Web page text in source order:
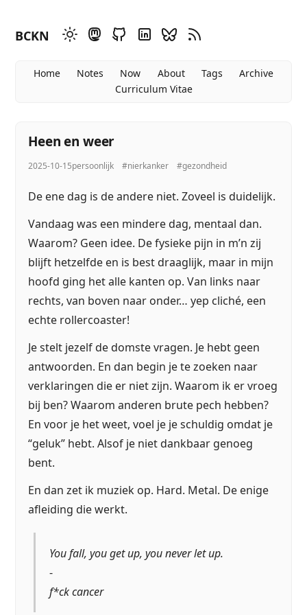
BCKN
Home Notes Now About Tags
Archive
Curriculum Vitae
Heen en weer
2025-10-15persoonlijk #nierkanker #gezondheid
De ene dag is de andere niet. Zoveel is duidelijk.
Vandaag was een mindere dag, mentaal dan.
Waarom? Geen idee. De fysieke pijn in m’n zij
blijft hetzelfde en is best draaglijk, maar in mijn
hoofd ging het alle kanten op. Van links naar
rechts, van boven naar onder… yep cliché, een
echte rollercoaster!
Je stelt jezelf de domste vragen. Je hebt geen
antwoorden. En dan begin je te zoeken naar
verklaringen die er niet zijn. Waarom ik er vroeg
bij ben? Waarom anderen brute pech hebben?
En voor je het weet, voel je je schuldig omdat je
“geluk” hebt. Alsof je niet dankbaar genoeg
bent.
En dan zet ik muziek op. Hard. Metal. De enige
afleiding die werkt.
You fall, you get up, you never let up.
-
f*ck cancer